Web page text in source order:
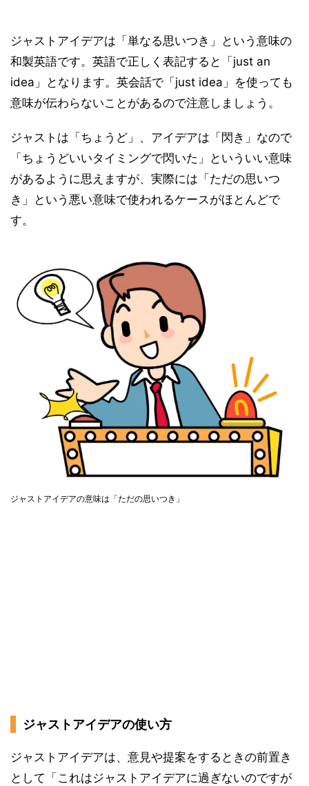
ジャストアイデアは「単なる思いつき」という意味の
和製英語です。英語で正しく表記すると「just an
idea」となります。英会話で「just idea」を使っても
意味が伝わらないことがあるので注意しましょう。
ジャストは「ちょうど」、アイデアは「閃き」なので
「ちょうどいいタイミングで閃いた」といういい意味
があるように思えますが、実際には「ただの思いつ
き」という悪い意味で使われるケースがほとんどで
す。
ジャストアイデアの意味は「ただの思いつき」
ジャストアイデアの使い方
ジャストアイデアは、意見や提案をするときの前置き
として「これはジャストアイデアに過ぎないのですが